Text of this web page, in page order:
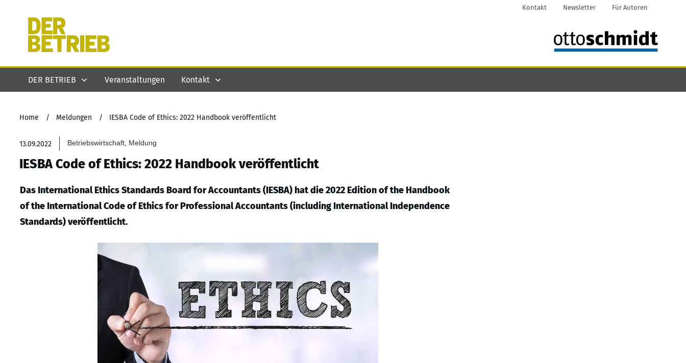
Kontakt Newsletter Für Autoren
DER BETRIEB Veranstaltungen Kontakt
Home / Meldungen / IESBA Code of Ethics: 2022 Handbook veröffentlicht
13.09.2022 Betriebswirtschaft, Meldung
IESBA Code of Ethics: 2022 Handbook veröffentlicht
Das International Ethics Standards Board for Accountants (IESBA) hat die 2022 Edition of the Handbook
of the International Code of Ethics for Professional Accountants (including International Independence
Standards) veröffentlicht.